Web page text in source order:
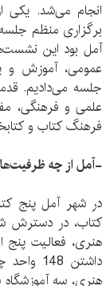
انجام می‌شد. یکی
برگزاری منظم
آمل بود این
عمومی، آموزش و
جلسه می‌دادیم.
علمی و فرهنگی،
فرهنگ کتاب و
-آمل از چه
هنری، فعالیت پنج
هنری، سه آموزشگاه